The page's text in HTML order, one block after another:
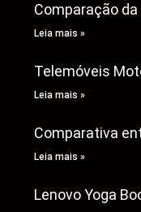
Comparação
Leia mais »
Telemóveis
Leia mais »
Comparativa
Leia mais »
Lenovo Yoga